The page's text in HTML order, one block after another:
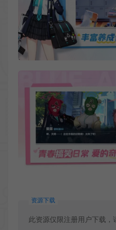
资源下载
此资源仅限注册用户下载，